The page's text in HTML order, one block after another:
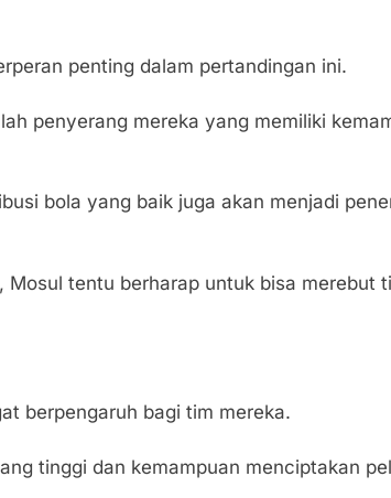
penting dalam pertandingan ini.
penyerang mereka yang memiliki
bola yang baik juga akan menjadi
tentu berharap untuk bisa merebut
berpengaruh bagi tim mereka.
tinggi dan kemampuan menciptakan